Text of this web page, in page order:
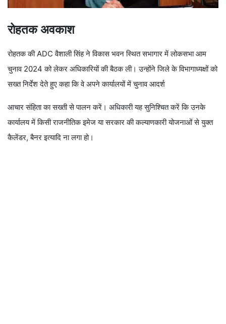
रोहतक अवकाश
रोहतक की ADC वैशाली सिंह ने विकास भवन स्थित सभागार में लोकसभा आम
चुनाव 2024 को लेकर अधिकारियों की बैठक ली। उन्होंने जिले के विभागाध्यक्षों को
सख्त निर्देश देते हुए कहा कि वे अपने कार्यालयों में चुनाव आदर्श
आचार संहिता का सख्ती से पालन करें। अधिकारी यह सुनिश्चित करें कि उनके
कार्यालय में किसी राजनीतिक इमेज या सरकार की कल्याणकारी योजनाओं से युक्त
कैलेंडर, बैनर इत्यादि ना लगा हो।